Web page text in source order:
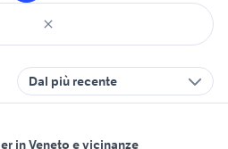
Dal più recente
in Veneto e vicinanze